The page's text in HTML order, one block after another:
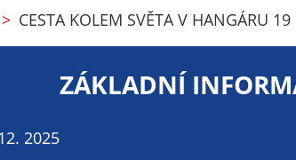
CESTA KOLEM SVĚTA V HANGÁRU 19
ZÁKLADNÍ
2025